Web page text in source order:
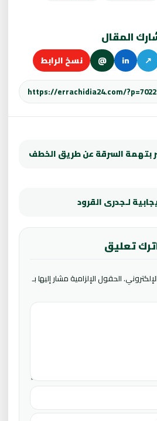
المقال
↗
in
@ نسخ الرابط
بتهمة السرقة عن طريق الخطف
لـجدرى القرود
تعليق
الحقول الإلزامية مشار إليها بـ